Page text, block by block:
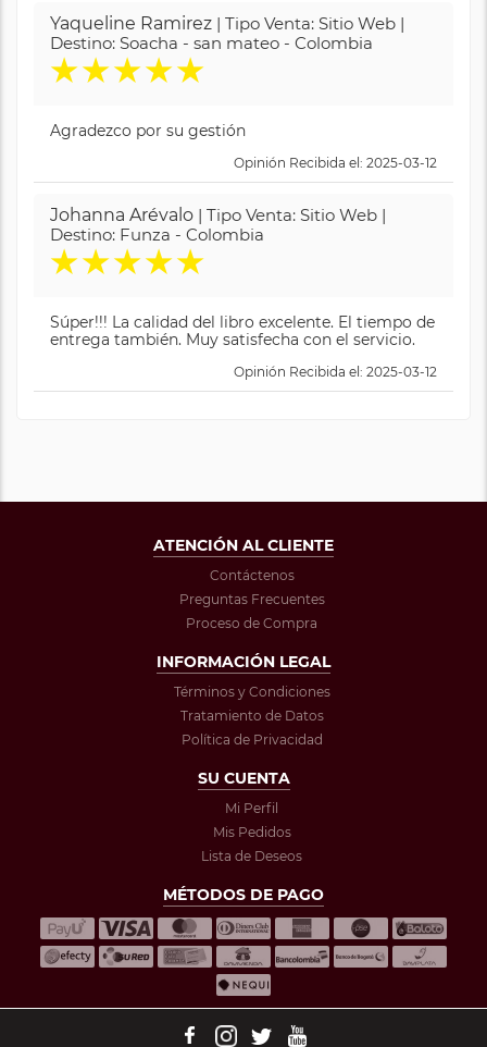
Yaqueline Ramirez | Tipo Venta: Sitio Web |
Destino: Soacha - san mateo - Colombia
★★★★★
Agradezco por su gestión
Opinión Recibida el: 2025-03-12
Johanna Arévalo | Tipo Venta: Sitio Web |
Destino: Funza - Colombia
★★★★★
Súper!!! La calidad del libro excelente. El tiempo de
entrega también. Muy satisfecha con el servicio.
Opinión Recibida el: 2025-03-12
ATENCIÓN AL CLIENTE
Contáctenos
Preguntas Frecuentes
Proceso de Compra
INFORMACIÓN LEGAL
Términos y Condiciones
Tratamiento de Datos
Política de Privacidad
SU CUENTA
Mi Perfil
Mis Pedidos
Lista de Deseos
MÉTODOS DE PAGO